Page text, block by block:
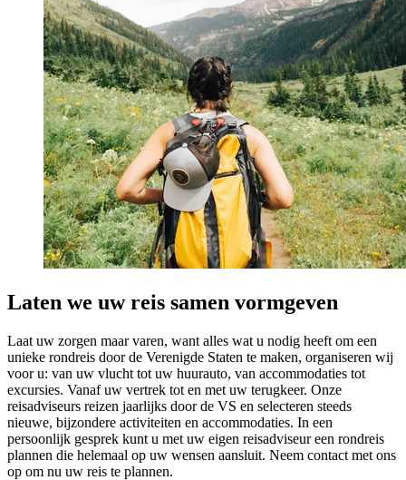
Laten we uw reis samen vormgeven
Laat uw zorgen maar varen, want alles wat u nodig heeft om een
unieke rondreis door de Verenigde Staten te maken, organiseren wij
voor u: van uw vlucht tot uw huurauto, van accommodaties tot
excursies. Vanaf uw vertrek tot en met uw terugkeer. Onze
reisadviseurs reizen jaarlijks door de VS en selecteren steeds
nieuwe, bijzondere activiteiten en accommodaties. In een
persoonlijk gesprek kunt u met uw eigen reisadviseur een rondreis
plannen die helemaal op uw wensen aansluit. Neem contact met ons
op om nu uw reis te plannen.